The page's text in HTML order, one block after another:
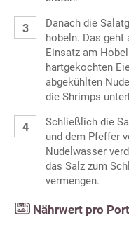
Danach die
hobeln. Das
Einsatz am
hartgekochten
abgekühlten
die Shrimps
Schließlich die
und dem Pfeffer
Nudelwasser
das Salz zum
vermengen.
Nährwert pro